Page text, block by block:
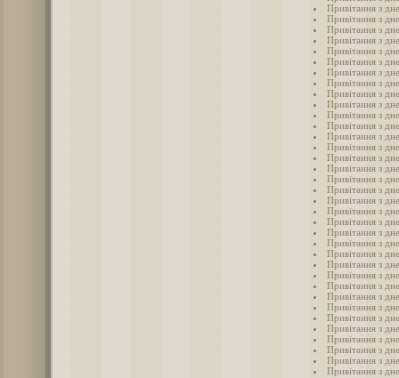
Привітання з
Привітання з
Привітання з
Привітання з
Привітання з
Привітання з
Привітання з
Привітання з
Привітання з
Привітання з
Привітання з
Привітання з
Привітання з
Привітання з
Привітання з
Привітання з
Привітання з
Привітання з
Привітання з
Привітання з
Привітання з
Привітання з
Привітання з
Привітання з
Привітання з
Привітання з
Привітання з
Привітання з
Привітання з
Привітання з
Привітання з
Привітання з
Привітання з
Привітання з
Привітання з